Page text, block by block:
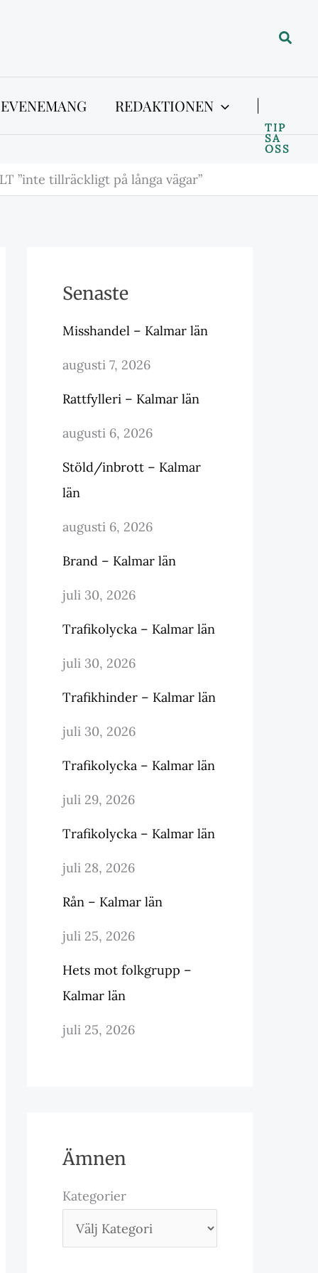
Sök
REDAKTIONEN
TIP
SA
OSS
”inte tillräckligt på långa vägar”
Senaste
Misshandel – Kalmar län
augusti 7, 2026
Rattfylleri – Kalmar län
augusti 6, 2026
Stöld/inbrott – Kalmar
län
augusti 6, 2026
Brand – Kalmar län
juli 30, 2026
Trafikolycka – Kalmar län
juli 30, 2026
Trafikhinder – Kalmar län
juli 30, 2026
Trafikolycka – Kalmar län
juli 29, 2026
Trafikolycka – Kalmar län
juli 28, 2026
Rån – Kalmar län
juli 25, 2026
Hets mot folkgrupp –
Kalmar län
juli 25, 2026
Ämnen
Kategorier